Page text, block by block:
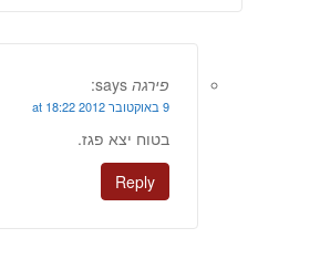
פירגה says:
9 באוקטובר 2012 at 18:22
בטוח יצא פגז.
Reply